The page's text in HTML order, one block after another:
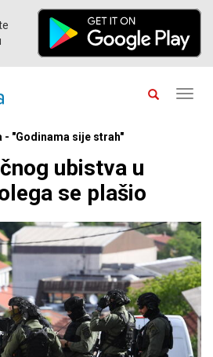
- "Godinama sije strah"
ubistva u
se plašio